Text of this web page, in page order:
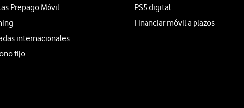
Prepago Móvil
internacionales
fijo
PS5 digital
Financiar móvil a plazos